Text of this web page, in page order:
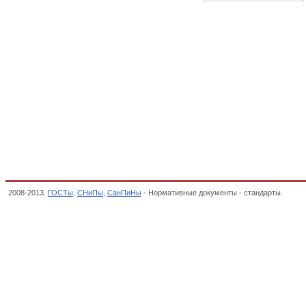
2008-2013. ГОСТы СНиПы СанПиНы - Нормативные документы - стандарты.